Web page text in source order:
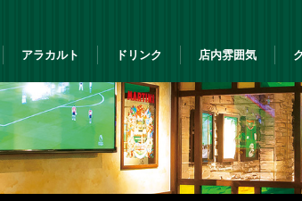
アラカルト ドリンク 店内雰囲気